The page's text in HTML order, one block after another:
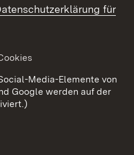
Barrierefreiheit
Cookies
für
Media-Elemente von
Google werden auf der